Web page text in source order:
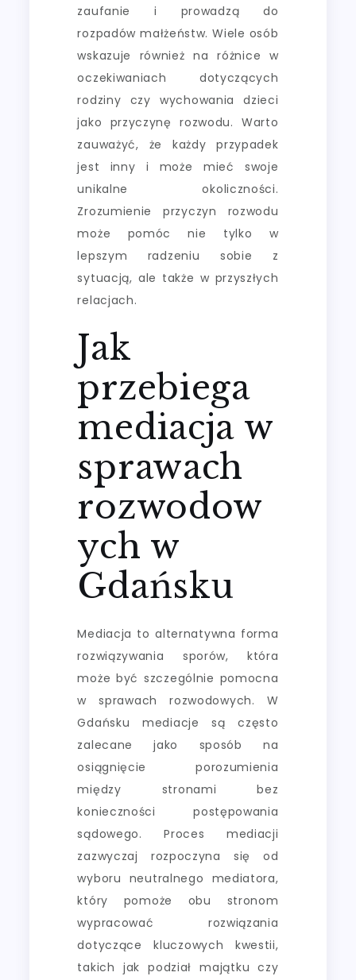
zaufanie i prowadzą do
rozpadów małżeństw. Wiele osób
wskazuje również na różnice w
oczekiwaniach dotyczących
rodziny czy wychowania dzieci
jako przyczynę rozwodu. Warto
zauważyć, że każdy przypadek
jest inny i może mieć swoje
unikalne okoliczności.
Zrozumienie przyczyn rozwodu
może pomóc nie tylko w
lepszym radzeniu sobie z
sytuacją, ale także w przyszłych
relacjach.
Jak
przebiega
mediacja w
sprawach
rozwodow
ych w
Gdańsku
Mediacja to alternatywna forma
rozwiązywania sporów, która
może być szczególnie pomocna
w sprawach rozwodowych. W
Gdańsku mediacje są często
zalecane jako sposób na
osiągnięcie porozumienia
między stronami bez
konieczności postępowania
sądowego. Proces mediacji
zazwyczaj rozpoczyna się od
wyboru neutralnego mediatora,
który pomoże obu stronom
wypracować rozwiązania
dotyczące kluczowych kwestii,
takich jak podział majątku czy